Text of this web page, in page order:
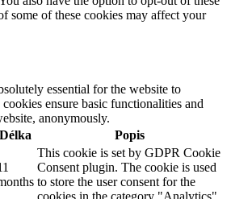
some of these cookies may affect your
essential for the website to
ensure basic functionalities and
anonymously.
Délka Popis
This cookie is set by GDPR Cookie
Consent plugin. The cookie is used
to store the user consent for the